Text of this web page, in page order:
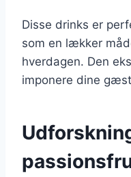
Disse drinks er
som en lækker
hverdagen. Den
imponere dine